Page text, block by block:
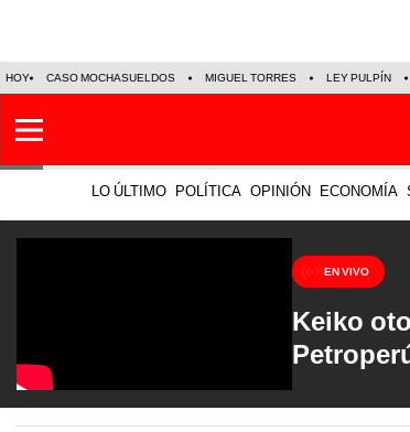
HOY CASO MOCHASUELDOS MIGUEL TORRES LEY PULPÍN
LO ÚLTIMO POLÍTICA OPINIÓN ECONOMÍA
EN VIVO
Keiko